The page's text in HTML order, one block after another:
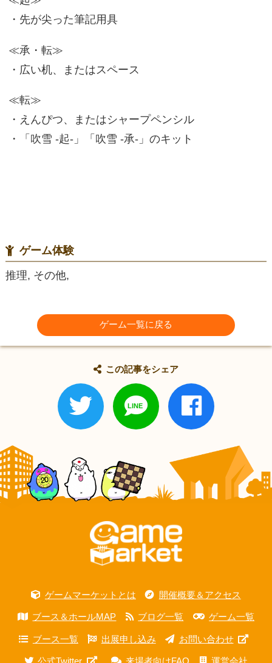
・先が尖った筆記用具
≪承・転≫
・広い机、またはスペース
≪転≫
・えんぴつ、またはシャープペンシル
・「吹雪 -起-」「吹雪 -承-」のキット
ゲーム体験
推理, その他,
ゲーム一覧に戻る
この記事をシェア
ゲームマーケットとは 開催概要＆アクセス
ブース＆ホールMAP ブログ一覧 ゲーム一覧
ブース一覧 出展申し込み お問い合わせ
公式Twitter 来場者向けFAQ 運営会社